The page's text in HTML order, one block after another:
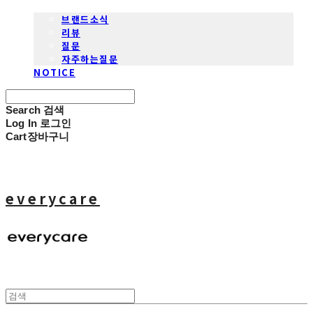
브랜드소식
리뷰
질문
자주하는질문
NOTICE
Search 검색
Log In 로그인
Cart장바구니
everycare